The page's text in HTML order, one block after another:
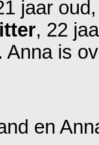
jaar
, 22
. Anna is
en